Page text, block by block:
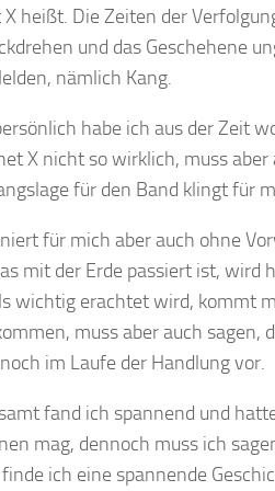
heißt. Die Zeiten der
und das Geschehene
nämlich Kang.
habe ich aus der Zeit
X nicht so wirklich, muss
für den Band klingt für
für mich aber auch ohne
mit der Erde passiert ist, wird
wichtig erachtet wird, kommt
muss aber auch sagen,
im Laufe der Handlung vor.
fand ich spannend und
mag, dennoch muss ich
ich eine spannende